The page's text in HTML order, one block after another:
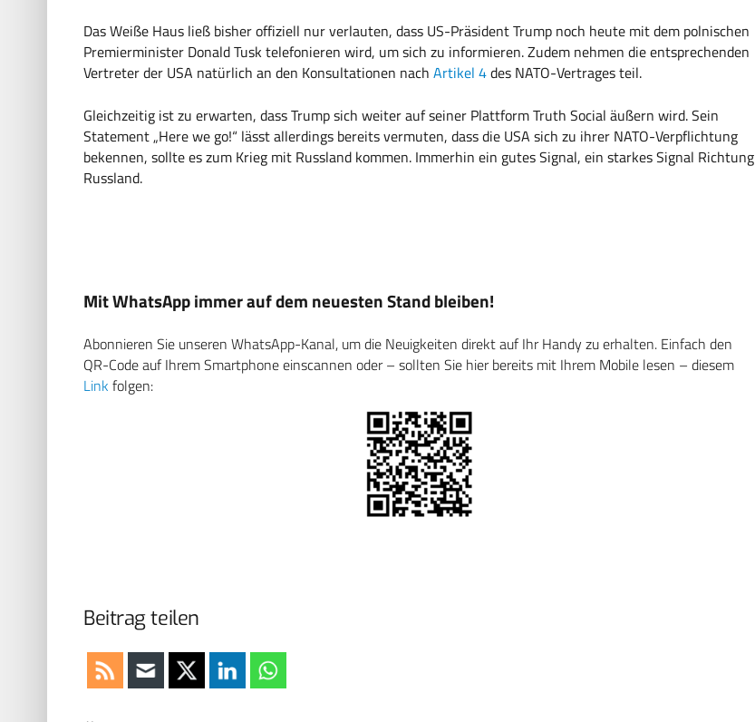
Das Weiße Haus ließ bisher offiziell nur verlauten, dass US-Präsident Trump noch heute mit dem polnischen
Premierminister Donald Tusk telefonieren wird, um sich zu informieren. Zudem nehmen die entsprechenden
Vertreter der USA natürlich an den Konsultationen nach Artikel 4des NATO-Vertrages teil.
Gleichzeitig ist zu erwarten, dass Trump sich weiter auf seiner Plattform Truth Social äußern wird. Sein
Statement „Here we go!“ lässt allerdings bereits vermuten, dass die USA sich zu ihrer NATO-Verpflichtung
bekennen, sollte es zum Krieg mit Russland kommen. Immerhin ein gutes Signal, ein starkes Signal Richtung
Russland.
Mit WhatsApp immer auf dem neuesten Stand bleiben!
Abonnieren Sie unseren WhatsApp-Kanal, um die Neuigkeiten direkt auf Ihr Handy zu erhalten. Einfach den
QR-Code auf Ihrem Smartphone einscannen oder – sollten Sie hier bereits mit Ihrem Mobile lesen – diesem
Link folgen:
Beitrag teilen